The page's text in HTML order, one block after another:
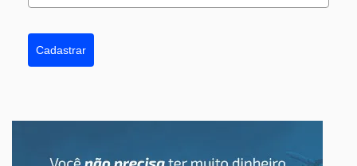
Cadastrar